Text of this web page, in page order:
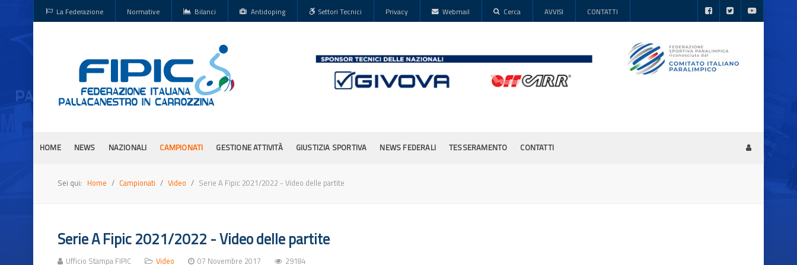
La Federazione Normative Bilanci Antidoping Settori Tecnici Privacy Webmail Cerca AVVISI CONTATTI
HOME NEWS NAZIONALI CAMPIONATI GESTIONE ATTIVITÀ GIUSTIZIA SPORTIVA NEWS FEDERALI TESSERAMENTO CONTATTI
Sei qui: Home Campionati Video Serie A Fipic 2021/2022 - Video delle partite
Serie A Fipic 2021/2022 - Video delle partite
Ufficio Stampa FIPIC Video 07 Novembre 2017 29184